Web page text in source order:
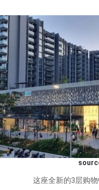
这座全新的3层购